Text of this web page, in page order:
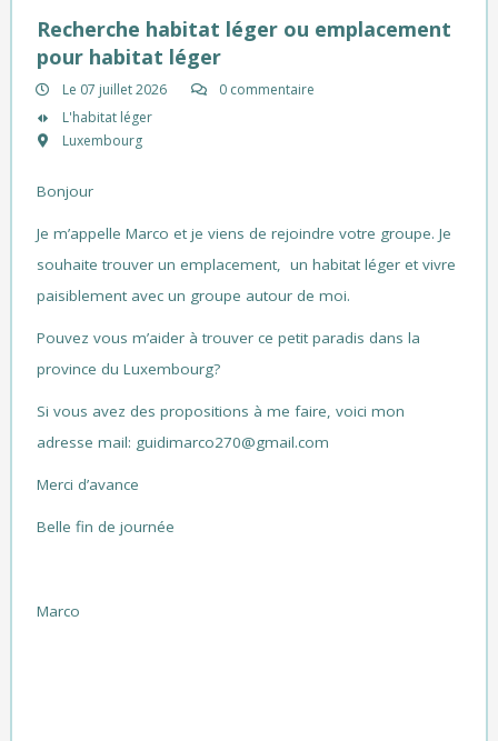
Recherche habitat léger ou emplacement
pour habitat léger
Le 07 juillet 2026
0 commentaire
L'habitat léger
Luxembourg
Bonjour
Je m’appelle Marco et je viens de rejoindre votre groupe. Je
souhaite trouver un emplacement, un habitat léger et vivre
paisiblement avec un groupe autour de moi.
Pouvez vous m’aider à trouver ce petit paradis dans la
province du Luxembourg?
Si vous avez des propositions à me faire, voici mon
adresse mail: guidimarco270@gmail.com
Merci d’avance
Belle fin de journée
Marco